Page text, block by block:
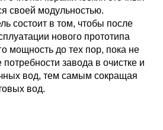
своей модульностью.
состоит в том, чтобы после
нового прототипа
мощность до тех пор, пока не
завода в очистке и
вод, тем самым сокращая
вод.